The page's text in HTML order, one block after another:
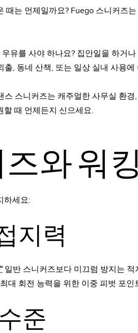
는 언제일까요? Fuego 스니커즈
유를 사야 하나요? 집안일을 하거
, 동네 산책, 또는 일상 실내 사용에
스 스니커즈는 캐주얼한 사무실 환
할 때 언제든지 신으세요.
와 워
하세요:
지력
일반 스니커즈보다 미끄럼 방지는 적
대 회전 능력을 위한 이중 피벗 포
준